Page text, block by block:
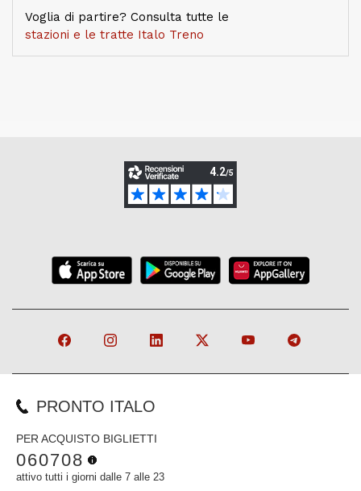
Voglia di partire? Consulta tutte le
stazioni e le tratte Italo Treno
PRONTO ITALO
PER ACQUISTO BIGLIETTI
060708
attivo tutti i giorni dalle 7 alle 23